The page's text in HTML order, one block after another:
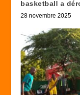
basketball a
28 novembre 2025